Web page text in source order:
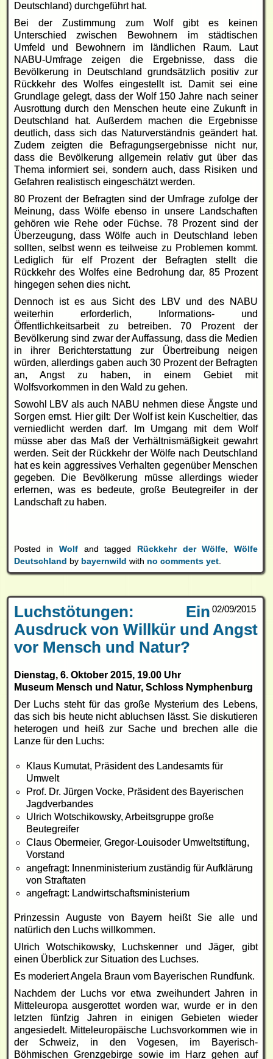
Deutschland) durchgeführt hat.
Bei der Zustimmung zum Wolf gibt es keinen
Unterschied zwischen Bewohnern im städtischen
Umfeld und Bewohnern im ländlichen Raum. Laut
NABU-Umfrage zeigen die Ergebnisse, dass die
Bevölkerung in Deutschland grundsätzlich positiv zur
Rückkehr des Wolfes eingestellt ist. Damit sei eine
Grundlage gelegt, dass der Wolf 150 Jahre nach seiner
Ausrottung durch den Menschen heute eine Zukunft in
Deutschland hat. Außerdem machen die Ergebnisse
deutlich, dass sich das Naturverständnis geändert hat.
Zudem zeigten die Befragungsergebnisse nicht nur,
dass die Bevölkerung allgemein relativ gut über das
Thema informiert sei, sondern auch, dass Risiken und
Gefahren realistisch eingeschätzt werden.
80 Prozent der Befragten sind der Umfrage zufolge der
Meinung, dass Wölfe ebenso in unsere Landschaften
gehören wie Rehe oder Füchse. 78 Prozent sind der
Überzeugung, dass Wölfe auch in Deutschland leben
sollten, selbst wenn es teilweise zu Problemen kommt.
Lediglich für elf Prozent der Befragten stellt die
Rückkehr des Wolfes eine Bedrohung dar, 85 Prozent
hingegen sehen dies nicht.
Dennoch ist es aus Sicht des LBV und des NABU
weiterhin erforderlich, Informations- und
Öffentlichkeitsarbeit zu betreiben. 70 Prozent der
Bevölkerung sind zwar der Auffassung, dass die Medien
in ihrer Berichterstattung zur Übertreibung neigen
würden, allerdings gaben auch 30 Prozent der Befragten
an, Angst zu haben, in einem Gebiet mit
Wolfsvorkommen in den Wald zu gehen.
Sowohl LBV als auch NABU nehmen diese Ängste und
Sorgen ernst. Hier gilt: Der Wolf ist kein Kuscheltier, das
verniedlicht werden darf. Im Umgang mit dem Wolf
müsse aber das Maß der Verhältnismäßigkeit gewahrt
werden. Seit der Rückkehr der Wölfe nach Deutschland
hat es kein aggressives Verhalten gegenüber Menschen
gegeben. Die Bevölkerung müsse allerdings wieder
erlernen, was es bedeute, große Beutegreifer in der
Landschaft zu haben.
Posted in Wolfand tagged Rückkehr der Wölfe
Wölfe
Deutschland by bayernwild with no comments yet.
02/09/2015
Luchstötungen: Ein
Ausdruck von Willkür und Angst
vor Mensch und Natur?
Dienstag, 6. Oktober 2015, 19.00 Uhr
Museum Mensch und Natur, Schloss Nymphenburg
Der Luchs steht für das große Mysterium des Lebens,
das sich bis heute nicht abluchsen lässt. Sie diskutieren
heterogen und heiß zur Sache und brechen alle die
Lanze für den Luchs:
Klaus Kumutat, Präsident des Landesamts für
Umwelt
Prof. Dr. Jürgen Vocke, Präsident des Bayerischen
Jagdverbandes
Ulrich Wotschikowsky, Arbeitsgruppe große
Beutegreifer
Claus Obermeier, Gregor-Louisoder Umweltstiftung,
Vorstand
angefragt: Innenministerium zuständig für Aufklärung
von Straftaten
angefragt: Landwirtschaftsministerium
Prinzessin Auguste von Bayern heißt Sie alle und
natürlich den Luchs willkommen.
Ulrich Wotschikowsky, Luchskenner und Jäger, gibt
einen Überblick zur Situation des Luchses.
Es moderiert Angela Braun vom Bayerischen Rundfunk.
Nachdem der Luchs vor etwa zweihundert Jahren in
Mitteleuropa ausgerottet worden war, wurde er in den
letzten fünfzig Jahren in einigen Gebieten wieder
angesiedelt. Mitteleuropäische Luchsvorkommen wie in
der Schweiz, in den Vogesen, im Bayerisch-
Böhmischen Grenzgebirge sowie im Harz gehen auf